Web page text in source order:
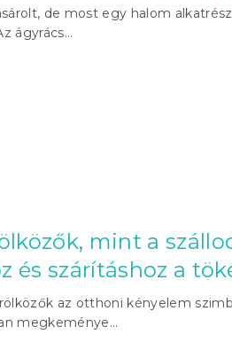
de most egy halom
ágyrács...
mint a
és szárításhoz a
az otthoni kényelem
megkeménye...